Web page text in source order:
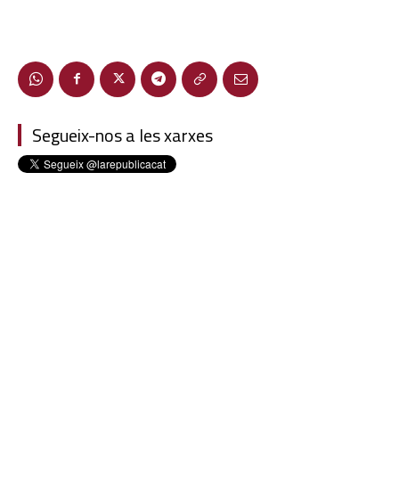
Segueix-nos a les xarxes